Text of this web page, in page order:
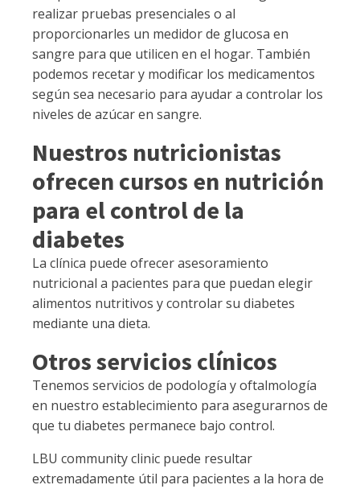
realizar pruebas presenciales o al
proporcionarles un medidor de glucosa en
sangre para que utilicen en el hogar. También
podemos recetar y modificar los medicamentos
según sea necesario para ayudar a controlar los
niveles de azúcar en sangre.
Nuestros nutricionistas
ofrecen cursos en nutrición
para el control de la
diabetes
La clínica puede ofrecer asesoramiento
nutricional a pacientes para que puedan elegir
alimentos nutritivos y controlar su diabetes
mediante una dieta.
Otros servicios clínicos
Tenemos servicios de podología y oftalmología
en nuestro establecimiento para asegurarnos de
que tu diabetes permanece bajo control.
LBU community clinic puede resultar
extremadamente útil para pacientes a la hora de